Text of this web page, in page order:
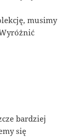
musimy
bardziej
się